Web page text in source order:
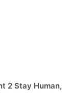
2 Stay Human,